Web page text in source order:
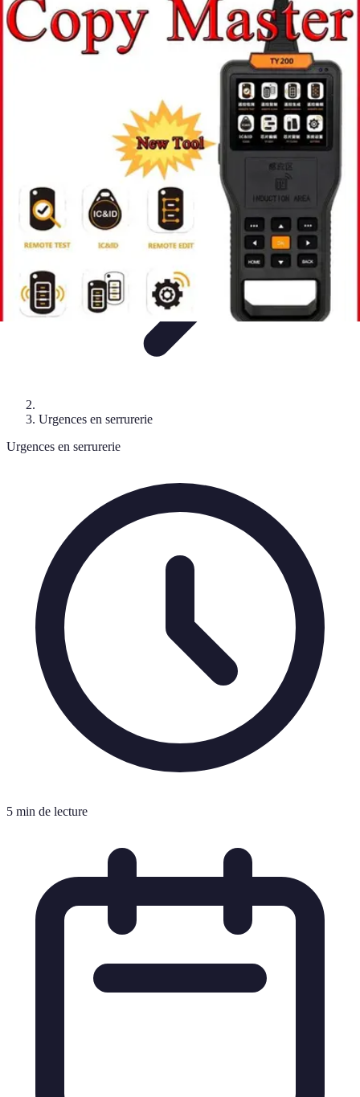
Serrurier Rapide Paris
Choix du serrurier
Conseils et AstucesConseils Pratiques
Choisir un
Serrurier
Produits et Services
Urgences en serrurerie
Urgences en serrurerie
5 min de lecture